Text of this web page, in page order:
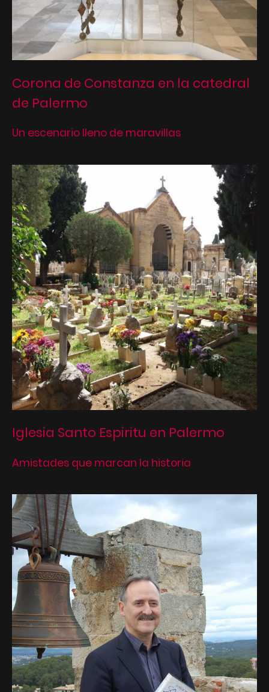
Corona de Constanza en la catedral
de Palermo
Un escenario lleno de maravillas
Iglesia Santo Espiritu en Palermo
Amistades que marcan la historia